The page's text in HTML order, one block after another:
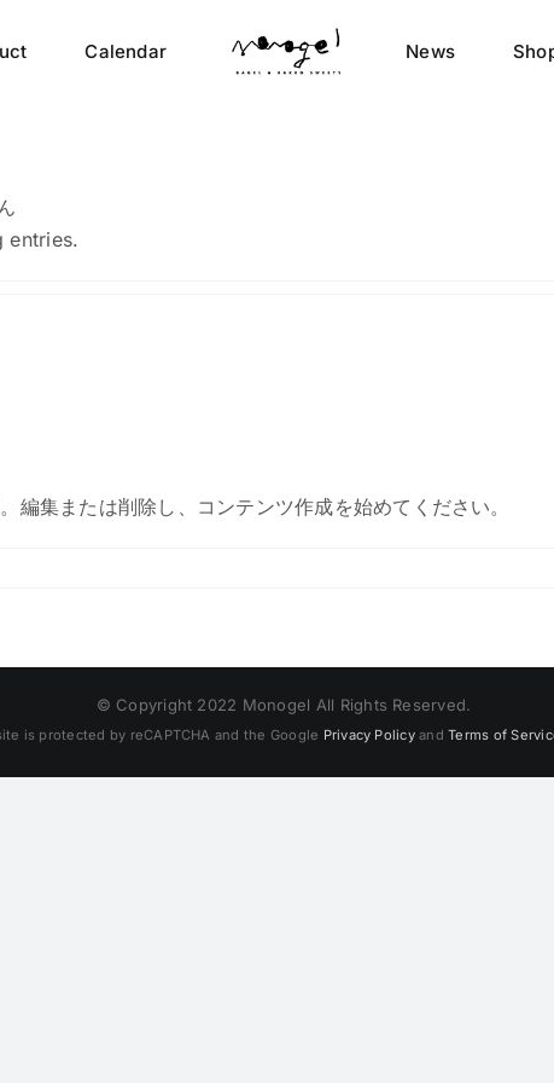
Calendar News
entries.
集または削除し、コンテンツ作成を始めてください。
© Copyright 2022 Monogel All Rights Reserved.
is protected by reCAPTCHA and the Google Privacy PolicyandTerms of